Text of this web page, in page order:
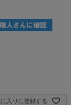
入りに登録する